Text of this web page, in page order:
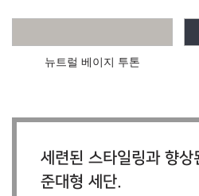
뉴트럴 베이지 투톤
세련된 스타일링과 향
준대형 세단.